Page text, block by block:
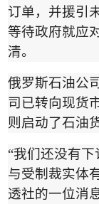
订单，并援引
等待政府就应
清。
俄罗斯石油公
司已转向现货
则启动了石油
“我们还没有下
与受制裁实体
透社的一位消